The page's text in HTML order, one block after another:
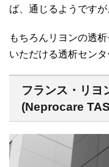
ば、通じるようですが
もちろんリヨンの透
いただける透析センタ
フランス・リヨ
(Neprocare